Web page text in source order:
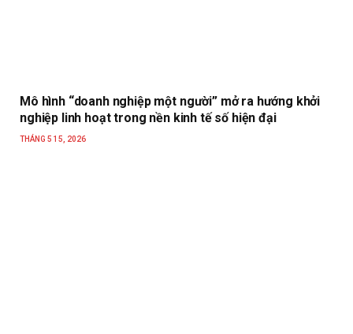
Mô hình “doanh nghiệp một người” mở ra hướng khởi
nghiệp linh hoạt trong nền kinh tế số hiện đại
THÁNG 5 15, 2026